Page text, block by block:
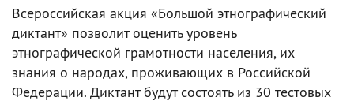
Всероссийская акция «Большой этнографический
диктант» позволит оценить уровень
этнографической грамотности населения, их
знания о народах, проживающих в Российской
Федерации. Диктант будут состоять из 30 тестовых